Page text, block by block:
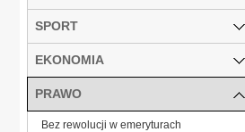
SPORT
EKONOMIA
PRAWO
Bez rewolucji w emeryturach